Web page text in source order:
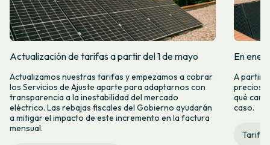
Actualización de tarifas a partir del 1 de mayo
Actualizamos nuestras tarifas y empezamos a cobrar
los Servicios de Ajuste aparte para adaptarnos con
transparencia a la inestabilidad del mercado
eléctrico. Las rebajas fiscales del Gobierno ayudarán
a mitigar el impacto de este incremento en la factura
mensual.
En
A partir
precios
qué
caso.